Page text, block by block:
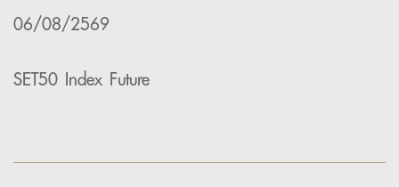
06/08/2569
SET50 Index Future